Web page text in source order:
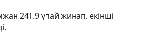
241.9 ұпай жинап, екінші